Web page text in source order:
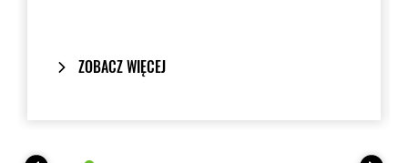
ZOBACZ WIĘCEJ